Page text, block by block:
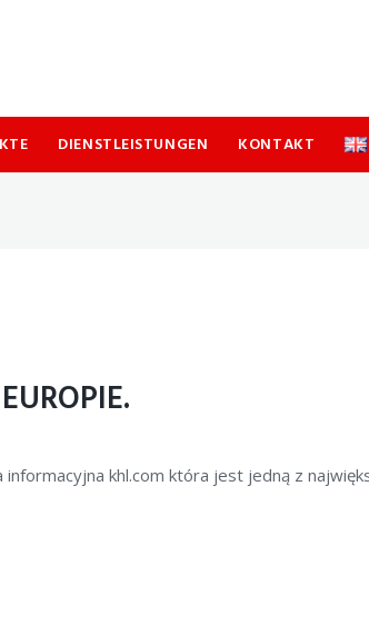
DIENSTLEISTUNGEN KONTAKT
khl.com która jest jedną z